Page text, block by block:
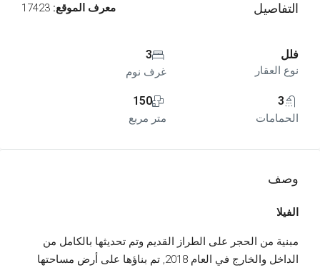
التفاصيل معرف الموقع:
فلل
نوع العقار
3
غرف نوم
3
الحمامات
150
متر مربع
وصف
الفيلا
مبنية من الحجر على الطراز القديم وتم تحديثها بالكامل من
الداخل والخارج في العام 2018, تم بناؤها على أرض مساحتها